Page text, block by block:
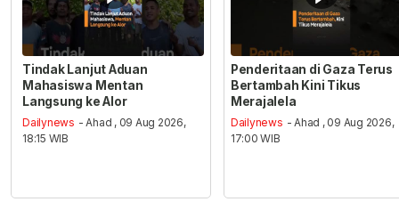
Tindak Lanjut Aduan
Mahasiswa Mentan
Langsung ke Alor
Dailynews - Ahad , 09 Aug 2026,
18:15 WIB
Penderitaan di Gaza Terus
Bertambah Kini Tikus
Merajalela
Dailynews - Ahad , 09 Aug 2026,
17:00 WIB